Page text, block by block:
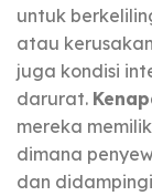
untuk
atau
juga kondisi
darurat.
mereka
dimana
dan